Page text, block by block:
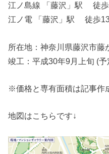
江ノ島線 「藤沢」駅 徒
江ノ電 「藤沢」駅 徒歩
所在地：神奈川県藤沢市藤
竣工：平成30年9月上旬 (予
※価格と専有面積は記事作
地図はこちらです↓